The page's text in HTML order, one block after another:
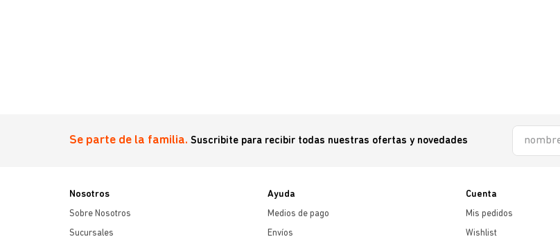
Se parte de la familia. Suscribite para recibir todas nuestras ofertas y novedades
Nosotros
Sobre Nosotros
Sucursales
Ayuda
Medios de pago
Envíos
Cuenta
Mis pedidos
Wishlist